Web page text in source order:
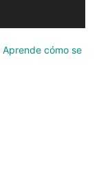
Aprende cómo se